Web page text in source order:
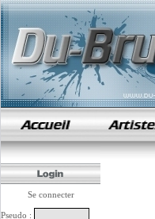
samples de rap
Se connecter
Pseudo :